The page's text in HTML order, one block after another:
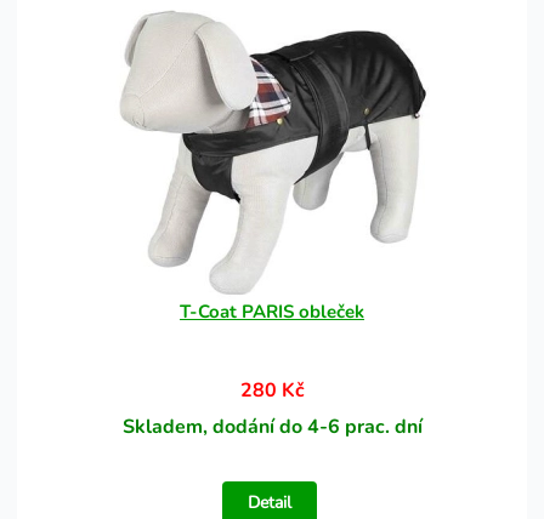
T-Coat PARIS obleček
280 Kč
Skladem, dodání do 4-6 prac. dní
Detail